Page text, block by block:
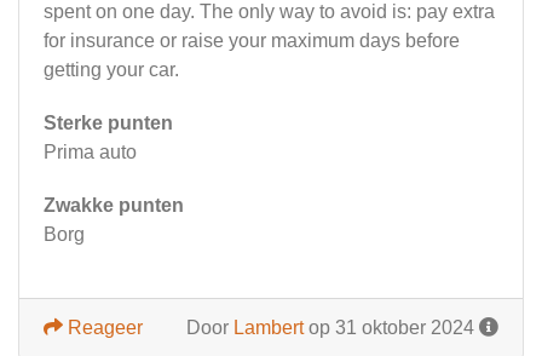
spent on one day. The only way to avoid is: pay extra
for insurance or raise your maximum days before
getting your car.
Sterke punten
Prima auto
Zwakke punten
Borg
Door Lambertop 31 oktober 2024
Reageer